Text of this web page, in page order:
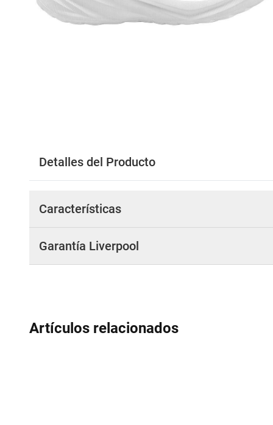
Detalles del Producto
Características
Garantía Liverpool
Artículos relacionados